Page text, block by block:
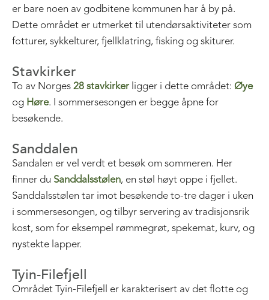
er bare noen av godbitene kommunen har å by på.
Dette området er utmerket til utendørsaktiviteter som
fotturer, sykkelturer, fjellklatring, fisking og skiturer.
Stavkirker
To av Norges 28 stavkirker ligger i dette området: Øye
og Høre. I sommersesongen er begge åpne for
besøkende.
Sanddalen
Sandalen er vel verdt et besøk om sommeren. Her
finner du Sanddalsstølen, en støl høyt oppe i fjellet.
Sanddalsstølen tar imot besøkende to-tre dager i uken
i sommersesongen, og tilbyr servering av tradisjonsrik
kost, som for eksempel rømmegrøt, spekemat, kurv, og
nystekte lapper.
Tyin-Filefjell
Området Tyin-Filefjell er karakterisert av det flotte og